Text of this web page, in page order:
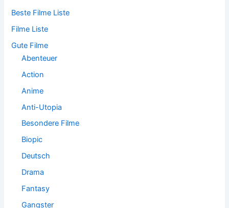
n
c
h
Beste Filme Liste
Filme Liste
Gute Filme
Abenteuer
Action
Anime
Anti-Utopia
Besondere Filme
Biopic
Deutsch
Drama
Fantasy
Gangster